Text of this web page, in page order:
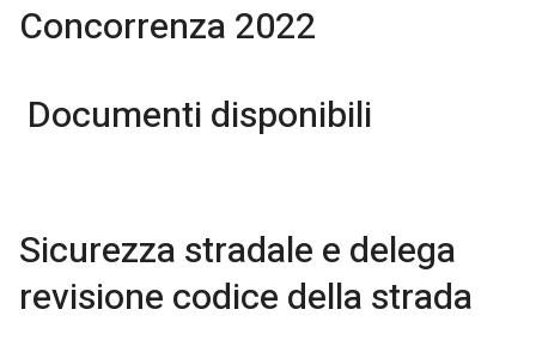
Concorrenza 2022
Documenti disponibili
Sicurezza stradale e delega
revisione codice della strada